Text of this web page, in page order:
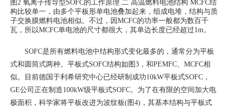
图2 氧离子传导型SOFC的工作原理 二 高温燃料电池结构 MCFC结
构比较单一，由多个平板形单电池叠加起来，组成电堆，结构与质
子交换膜燃料电池相似。不过，因MCFC的功率一般都为数百千
瓦，所以MCFC单电池的尺寸都很大，其单边长度已经超过1m。
SOFC是所有燃料电池中结构形式变化最多的，通常分为平板
式和圆筒式两种。平板式SOFC结构如图3，和PEMFC、MCFC相
似。目前德国于利希研究中心已经研制成功10kW平板式SOFC，
GE公司正在制造100kW级平板式SOFC。为了在有限的空间加大电
极面积，科学家将平板改进为波纹板(图4)，其基本结构与平板式